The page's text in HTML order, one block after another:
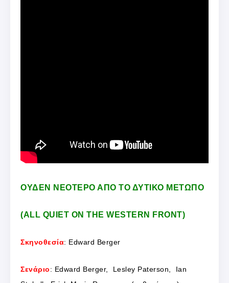
ΟΥΔΕΝ ΝΕΟΤΕΡΟ ΑΠΟ ΤΟ ΔΥΤΙΚΟ ΜΕΤΩΠΟ
(ALL QUIET ON THE WESTERN FRONT)
Σκηνοθεσία: Edward Berger
Σενάριο: Edward Berger, Lesley Paterson, Ian